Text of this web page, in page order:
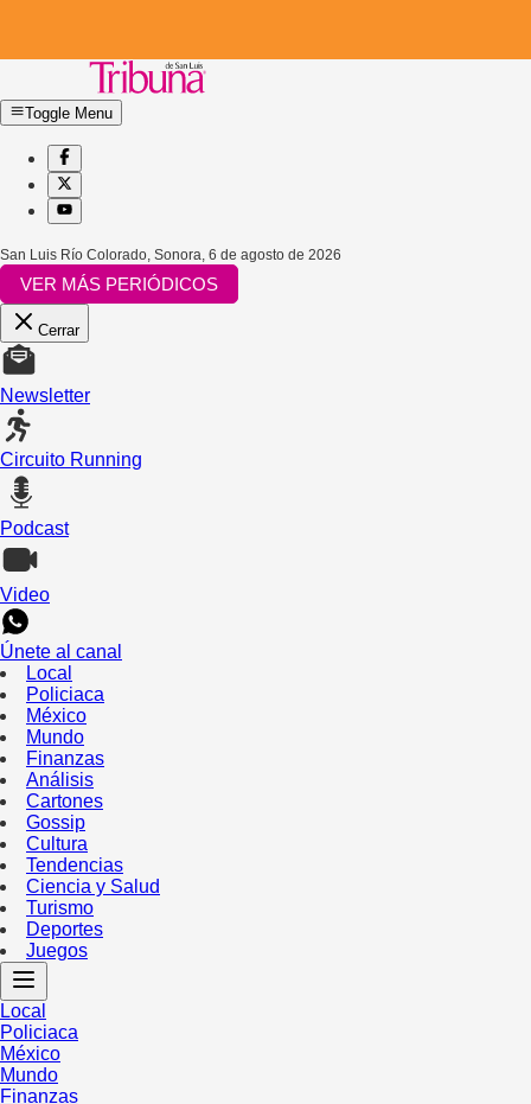
Toggle Menu
San Luis Río Colorado, Sonora, 6 de agosto de 2026
VER MÁS PERIÓDICOS
Cerrar
Newsletter
Circuito Running
Podcast
Video
Únete al canal
Local
Policiaca
México
Mundo
Finanzas
Análisis
Cartones
Gossip
Cultura
Tendencias
Ciencia y Salud
Turismo
Deportes
Juegos
Local
Policiaca
México
Mundo
Finanzas